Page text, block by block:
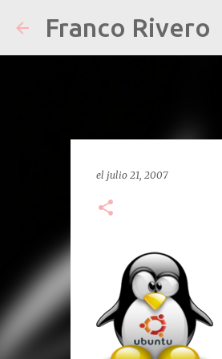
Franco Rivero
el julio 21, 2007